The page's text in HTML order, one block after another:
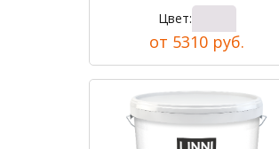
Цвет:
от 5310 руб.